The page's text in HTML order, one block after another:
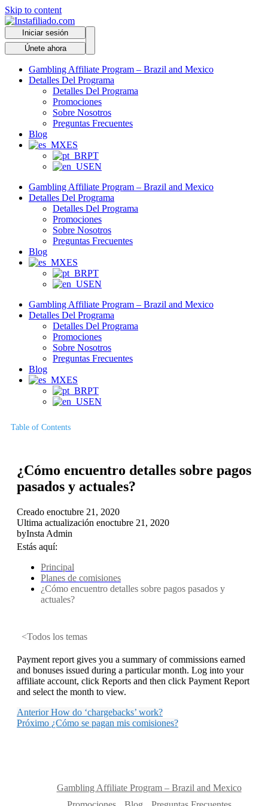
Skip to content
Iniciar sesión
Únete ahora
Gambling Affiliate Program – Brazil and Mexico
Detalles Del Programa
Detalles Del Programa
Promociones
Sobre Nosotros
Preguntas Frecuentes
Blog
ES
PT
EN
Gambling Affiliate Program – Brazil and Mexico
Detalles Del Programa
Detalles Del Programa
Promociones
Sobre Nosotros
Preguntas Frecuentes
Blog
ES
PT
EN
Gambling Affiliate Program – Brazil and Mexico
Detalles Del Programa
Detalles Del Programa
Promociones
Sobre Nosotros
Preguntas Frecuentes
Blog
ES
PT
EN
¿Cómo encuentro detalles sobre pagos
pasados ​​y actuales?
Creado enoctubre 21, 2020
Ultima actualización enoctubre 21, 2020
byInsta Admin
Estás aquí:
Principal
Planes de comisiones
¿Cómo encuentro detalles sobre pagos pasados ​​y
actuales?
<Todos los temas
Payment report gives you a summary of commissions earned
and bonuses issued during a particular month. Log into your
affiliate account, click Reports and then click Payment Report
and select the month to view.
Anterior How do ‘chargebacks’ work?
Próximo ¿Cómo se pagan mis comisiones?
Table of Contents
Gambling Affiliate Program – Brazil and Mexico